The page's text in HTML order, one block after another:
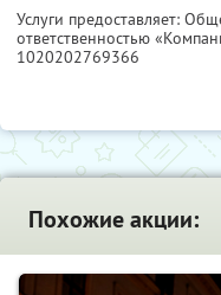
Услуги предоставляет:
ответственностью
1020202769366
Похожие акции: